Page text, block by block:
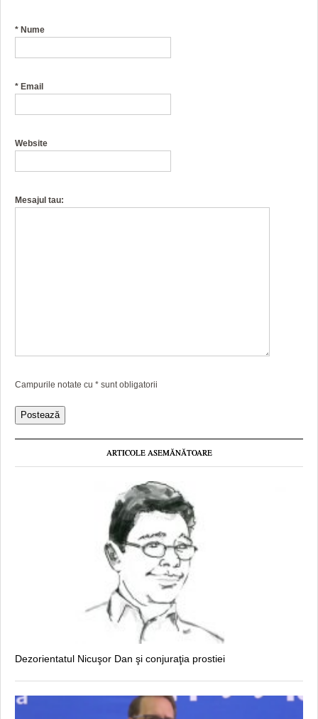
* Nume
* Email
Website
Mesajul tau:
Campurile notate cu * sunt obligatorii
ARTICOLE ASEMĂNĂTOARE
Dezorientatul Nicuşor Dan şi conjuraţia prostiei